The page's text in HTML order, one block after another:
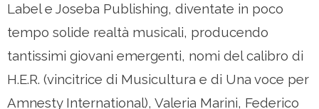
Label e Joseba Publishing, diventate in poco
tempo solide realtà musicali, producendo
tantissimi giovani emergenti, nomi del calibro di
H.E.R. (vincitrice di Musicultura e di Una voce per
Amnesty International), Valeria Marini, Federico